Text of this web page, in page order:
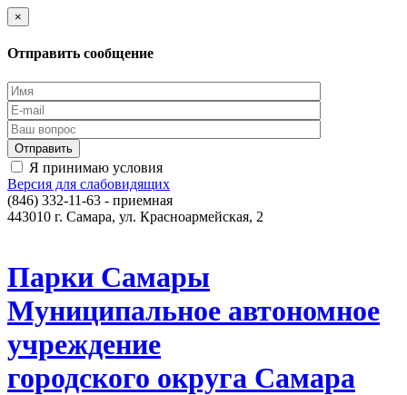
×
Отправить сообщение
Я принимаю условия
Версия для слабовидящих
(846) 332-11-63 - приемная
443010 г. Самара, ул. Красноармейская, 2
Парки Самары
Муниципальное автономное
учреждение
городского округа Самара